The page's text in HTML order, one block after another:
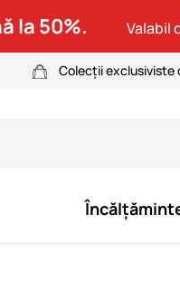
la 50%. Valabil
Colecții exclusiviste